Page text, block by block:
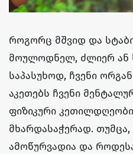
როგორც მშვიდ და
მოულოდნელ, ძლიერ ან
საპასუხოდ, ჩვენი
აკეთებს ჩვენი
ფიზიკური
მხარდასაჭერად.
ამოწურვადია და